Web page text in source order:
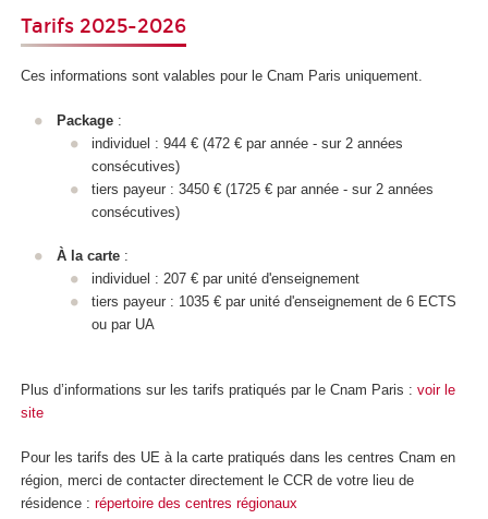
Tarifs 2025-2026
Ces informations sont valables pour le Cnam Paris uniquement.
Package :
individuel : 944 € (472 € par année - sur 2 années
consécutives)
tiers payeur : 3450 € (1725 € par année - sur 2 années
consécutives)
À la carte:
individuel : 207 € par unité d'enseignement
tiers payeur : 1035 € par unité d'enseignement de 6 ECTS
ou par UA
Plus d’informations sur les tarifs pratiqués par le Cnam Paris : voir le
site
Pour les tarifs des UE à la carte pratiqués dans les centres Cnam en
région, merci de contacter directement le CCR de votre lieu de
résidence : répertoire des centres régionaux